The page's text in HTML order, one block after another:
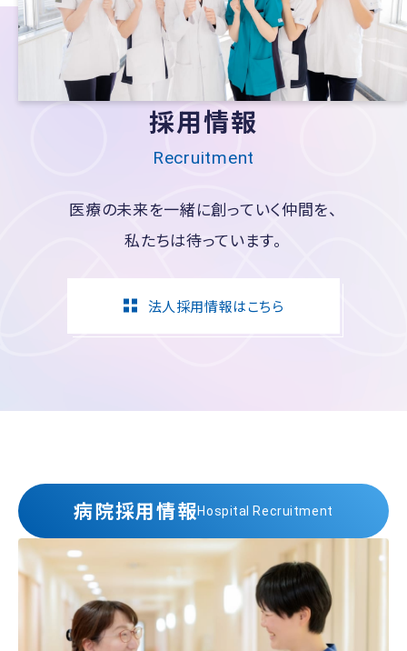
採用情報
Recruitment
医療の未来を一緒に創っていく仲間を、
私たちは待っています。
法人採用情報はこちら
病院採用情報Hospital Recruitment